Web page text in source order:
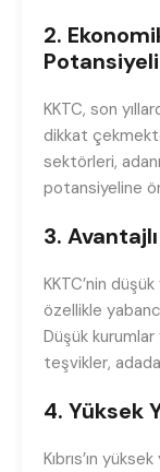
2.
Potansiyeli
KKTC, son
dikkat
sektörleri,
potansiyeline
3.
KKTC’nin
özellikle
Düşük
teşvikler, adada
4. Yüksek
Kıbrıs’ın